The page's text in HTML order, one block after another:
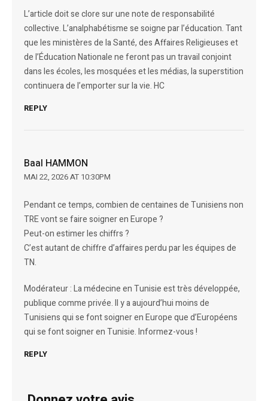
L’article doit se clore sur une note de responsabilité
collective. L’analphabétisme se soigne par l’éducation. Tant
que les ministères de la Santé, des Affaires Religieuses et
de l’Éducation Nationale ne feront pas un travail conjoint
dans les écoles, les mosquées et les médias, la superstition
continuera de l’emporter sur la vie. HC
REPLY
Baal HAMMON
MAI 22, 2026 AT 10:30PM
Pendant ce temps, combien de centaines de Tunisiens non
TRE vont se faire soigner en Europe ?
Peut-on estimer les chiffrs ?
C’est autant de chiffre d’affaires perdu par les équipes de
TN.
Modérateur : La médecine en Tunisie est très développée,
publique comme privée. Il y a aujourd’hui moins de
Tunisiens qui se font soigner en Europe que d’Européens
qui se font soigner en Tunisie. Informez-vous !
REPLY